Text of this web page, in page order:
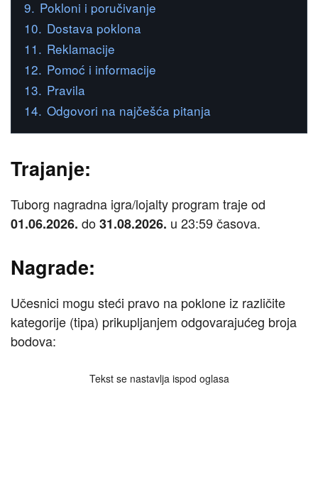
9. Pokloni i poručivanje
10. Dostava poklona
11. Reklamacije
12. Pomoć i informacije
13. Pravila
14. Odgovori na najčešća pitanja
Trajanje:
Tuborg nagradna igra/lojalty program traje od
01.06.2026. do31.08.2026. u 23:59 časova.
Nagrade:
Učesnici mogu steći pravo na poklone iz različite
kategorije (tipa) prikupljanjem odgovarajućeg broja
bodova:
Tekst se nastavlja ispod oglasa